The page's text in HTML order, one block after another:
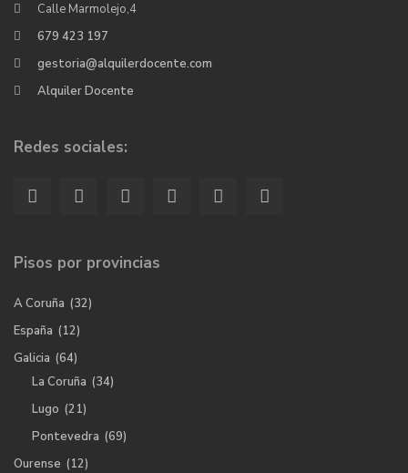
Calle Marmolejo,4
679 423 197
gestoria@alquilerdocente.com
Alquiler Docente
Redes sociales:
Pisos por provincias
A Coruña (32)
España (12)
Galicia (64)
La Coruña (34)
Lugo (21)
Pontevedra (69)
Ourense (12)